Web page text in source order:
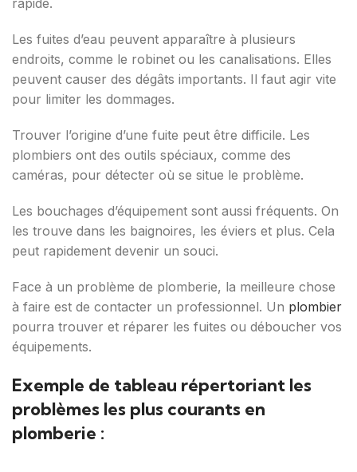
Les fuites d’eau peuvent apparaître à plusieurs
endroits, comme le robinet ou les canalisations. Elles
peuvent causer des dégâts importants. Il faut agir vite
pour limiter les dommages.
Trouver l’origine d’une fuite peut être difficile. Les
plombiers ont des outils spéciaux, comme des
caméras, pour détecter où se situe le problème.
Les bouchages d’équipement sont aussi fréquents. On
les trouve dans les baignoires, les éviers et plus. Cela
peut rapidement devenir un souci.
Face à un problème de plomberie, la meilleure chose
à faire est de contacter un professionnel. Un plombier
pourra trouver et réparer les fuites ou déboucher vos
équipements.
Exemple de tableau répertoriant les
problèmes les plus courants en
plomberie :